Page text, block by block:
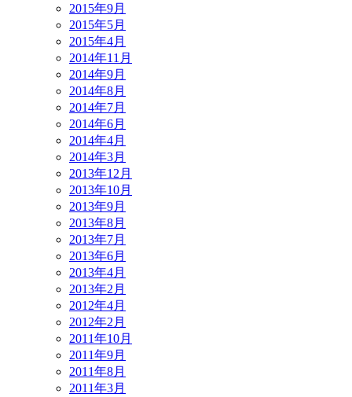
2015年9月
2015年5月
2015年4月
2014年11月
2014年9月
2014年8月
2014年7月
2014年6月
2014年4月
2014年3月
2013年12月
2013年10月
2013年9月
2013年8月
2013年7月
2013年6月
2013年4月
2013年2月
2012年4月
2012年2月
2011年10月
2011年9月
2011年8月
2011年3月